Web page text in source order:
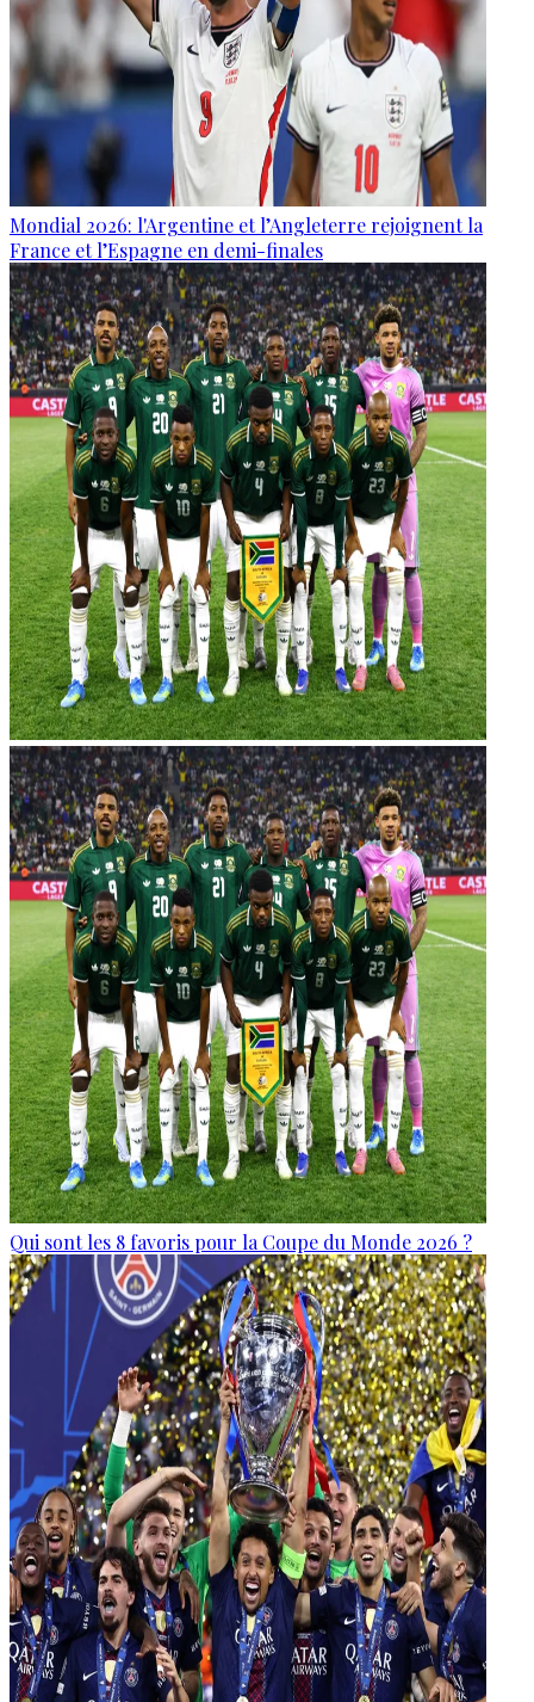
Mondial 2026: l'Argentine et l’Angleterre rejoignent la
France et l’Espagne en demi-finales
Qui sont les 8 favoris pour la Coupe du Monde 2026 ?